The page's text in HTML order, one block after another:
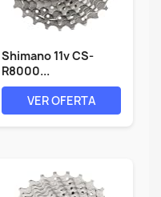
Shimano 11v CS-
R8000...
VER OFERTA